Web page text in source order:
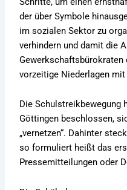
der über Symbole
im sozialen Sektor zu
verhindern und damit die
vorzeitige Niederlagen
Die Schulstreikbewegung
Göttingen beschlossen,
„vernetzen“. Dahinter
so formuliert heißt das
Pressemitteilungen oder